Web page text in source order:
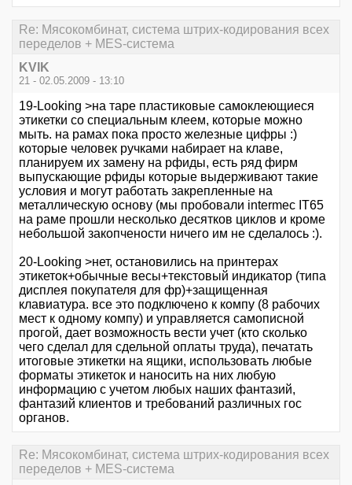
Re: Мясокомбинат, система штрих-кодирования всех
переделов + MES-система
KVIK
21 - 02.05.2009 - 13:10
19-Looking >на таре пластиковые самоклеющиеся
этикетки со специальным клеем, которые можно
мыть. на рамах пока просто железные цифры :)
которые человек ручками набирает на клаве,
планируем их замену на рфиды, есть ряд фирм
выпускающие рфиды которые выдерживают такие
условия и могут работать закрепленные на
металлическую основу (мы пробовали intermec IT65
на раме прошли несколько десятков циклов и кроме
небольшой закопчености ничего им не сделалось :).
20-Looking >нет, остановились на принтерах
этикеток+обычные весы+текстовый индикатор (типа
дисплея покупателя для фр)+защищенная
клавиатура. все это подключено к компу (8 рабочих
мест к одному компу) и управляется самописной
прогой, дает возможность вести учет (кто сколько
чего сделал для сдельной оплаты труда), печатать
итоговые этикетки на ящики, использовать любые
форматы этикеток и наносить на них любую
информацию с учетом любых наших фантазий,
фантазий клиентов и требований различных гос
органов.
Re: Мясокомбинат, система штрих-кодирования всех
переделов + MES-система